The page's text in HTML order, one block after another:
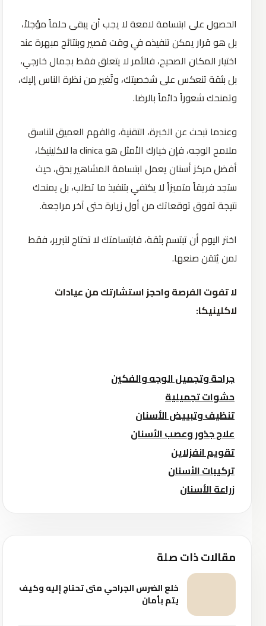
الحصول على ابتسامة لامعة لا يجب أن يبقى حلماً مؤجلاً،
بل هو قرار يمكن تنفيذه في وقت قصير وبنتائج مبهرة عند
اختيار المكان الصحيح، فالأمر لا يتعلق فقط بجمال خارجي،
بل بثقة تنعكس على شخصيتك، وتُغير من نظرة الناس إليك،
وتمنحك شعوراً دائماً بالرضا.
وعندما تبحث عن الخبرة، التقنية، والفهم العميق لتناسق
ملامح الوجه، فإن خيارك الأمثل هو la clinica لاكلينيكا،
أفضل مركز أسنان يعمل ابتسامة المشاهير بحق، حيث
ستجد فريقاً متميزاً لا يكتفي بتنفيذ ما تطلب، بل يمنحك
نتيجة تفوق توقعاتك من أول زيارة حتى آخر مراجعة.
اختر اليوم أن تبتسم بثقة، فابتسامتك لا تحتاج لتبرير، فقط
لمن يُتقن صنعها.
لا تفوت الفرصة واحجز استشارتك من عيادات
لاكلينيكا:
جراحة وتجميل الوجه والفكين
حشوات تجميلية
تنظيف وتبييض الأسنان
علاج جذور وعصب الأسنان
تقويم انفزلاين
تركيبات الأسنان
زراعة الأسنان
مقالات ذات صلة
خلع الضرس الجراحي متى تحتاج إليه وكيف
يتم بأمان